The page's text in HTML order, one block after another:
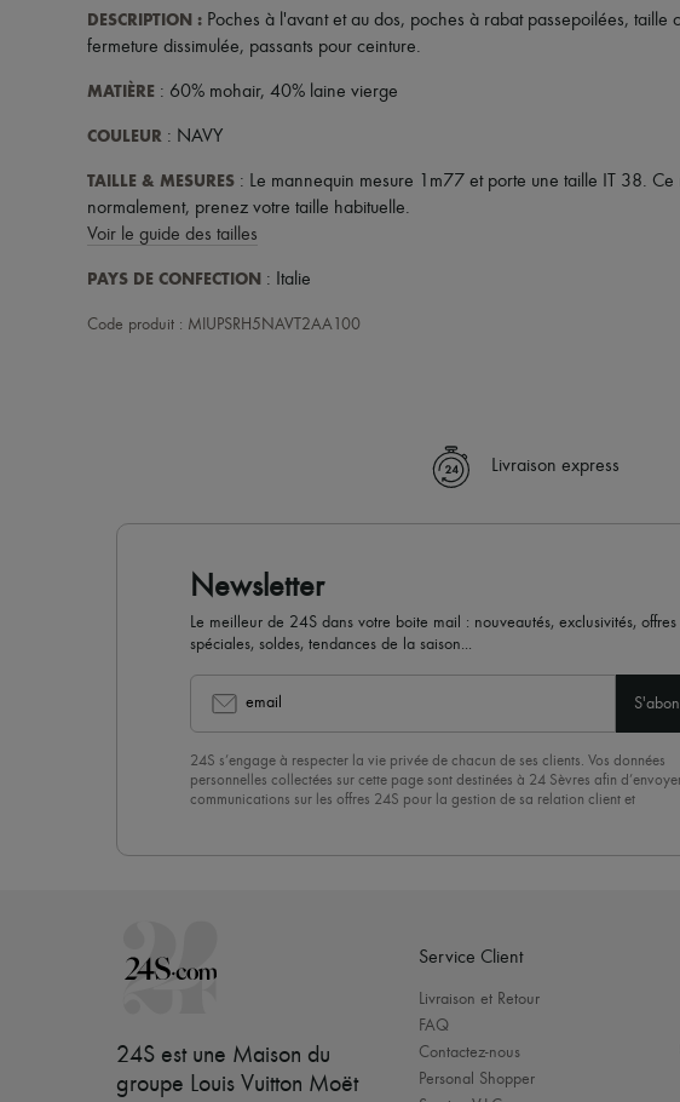
DESCRIPTION : Poches à l'avant et au dos, poches à rabat passepoilées, taille
fermeture dissimulée, passants pour ceinture.
MATIÈRE : 60% mohair, 40% laine vierge
COULEUR : NAVY
TAILLE & MESURES : Le mannequin mesure 1m77 et porte une taille IT 38. Ce
normalement, prenez votre taille habituelle.
Voir le guide des tailles
PAYS DE CONFECTION : Italie
Code produit : MIUPSRH5NAVT2AA100
Livraison express
Newsletter
Le meilleur de 24S dans votre boite mail : nouveautés, exclusivités, offres
spéciales, soldes, tendances de la saison...
email
24S s’engage à respecter la vie privée de chacun de ses clients. Vos données
personnelles collectées sur cette page sont destinées à 24 Sèvres afin
communications sur les offres 24S pour la gestion de sa relation client et
désinscrire » en bas de page de nos emails.
24S est une Maison du
groupe Louis Vuitton Moët
Service Client
Livraison et Retour
FAQ
Contactez-nous
Personal Shopper